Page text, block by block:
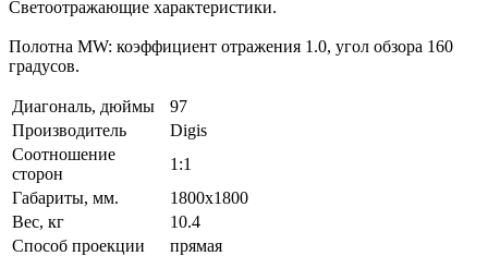
Светоотражающие характеристики.
Полотна MW: коэффициент отражения 1.0, угол обзора 160
градусов.
Диагональ, дюймы
97
Производитель
Digis
Соотношение
сторон
1:1
Габариты, мм.
1800x1800
Вес, кг
10.4
Способ проекции
прямая